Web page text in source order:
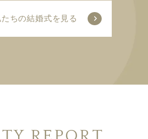
ちの結婚式を見る